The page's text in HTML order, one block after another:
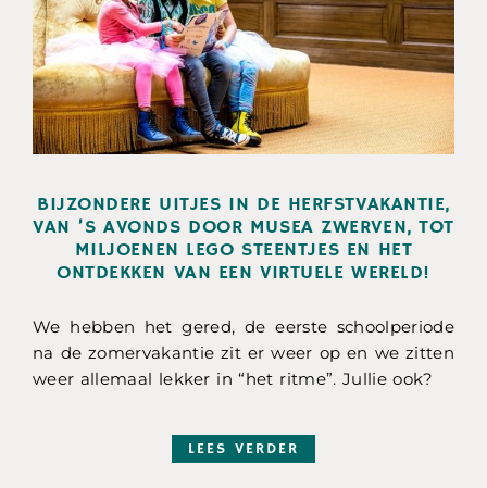
BIJZONDERE UITJES IN DE HERFSTVAKANTIE,
VAN ’S AVONDS DOOR MUSEA ZWERVEN, TOT
MILJOENEN LEGO STEENTJES EN HET
ONTDEKKEN VAN EEN VIRTUELE WERELD!
We hebben het gered, de eerste schoolperiode
na de zomervakantie zit er weer op en we zitten
weer allemaal lekker in “het ritme”. Jullie ook?
LEES VERDER